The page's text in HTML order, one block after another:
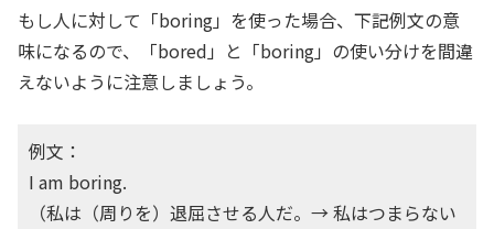
もし人に対して「boring」を使った場合、下記例文の意
味になるので、「bored」と「boring」の使い分けを間違
えないように注意しましょう。
例文：
I am boring.
（私は（周りを）退屈させる人だ。→ 私はつまらない